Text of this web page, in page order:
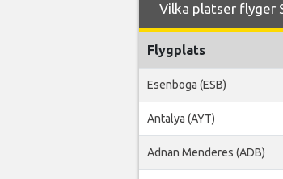
Vilka platser flyger
Flygplats
Esenboga (ESB)
Antalya (AYT)
Adnan Menderes (ADB)